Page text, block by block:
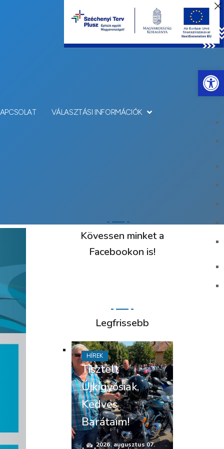
VÁLASZTÁSI INFORMÁCIÓK
Kövessen minket a
Facebookon is!
Legfrissebb
Tisztelt
Újkígyósiak,
Kedves
Barátaim!
2026. augusztus 07.
HÍREK